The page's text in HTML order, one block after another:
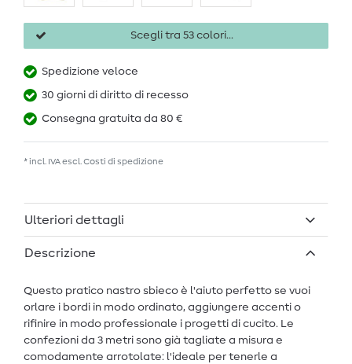
Scegli tra 53 colori...
Spedizione veloce
30 giorni di diritto di recesso
Consegna gratuita da 80 €
* incl. IVA escl.Costi di spedizione
Ulteriori dettagli
Descrizione
Questo pratico nastro sbieco è l'aiuto perfetto se vuoi
orlare i bordi in modo ordinato, aggiungere accenti o
rifinire in modo professionale i progetti di cucito. Le
confezioni da 3 metri sono già tagliate a misura e
comodamente arrotolate: l'ideale per tenerle a